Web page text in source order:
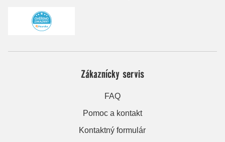
Zákaznícky servis
FAQ
Pomoc a kontakt
Kontaktný formulár